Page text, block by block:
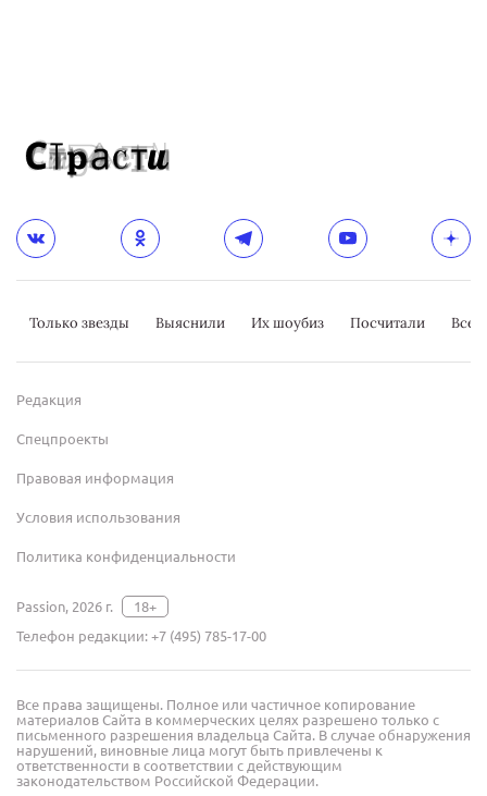
Только звезды Выяснили Их шоубиз Посчитали
Редакция
Спецпроекты
Правовая информация
Условия использования
Политика конфиденциальности
Passion, 2026 г.
18+
Телефон редакции:+7 (495) 785-17-00
Все права защищены. Полное или частичное копирование
материалов Сайта в коммерческих целях разрешено только с
письменного разрешения владельца Сайта. В случае обнаружения
нарушений, виновные лица могут быть привлечены к
ответственности в соответствии с действующим
законодательством Российской Федерации.